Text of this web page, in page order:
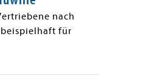
nach
für